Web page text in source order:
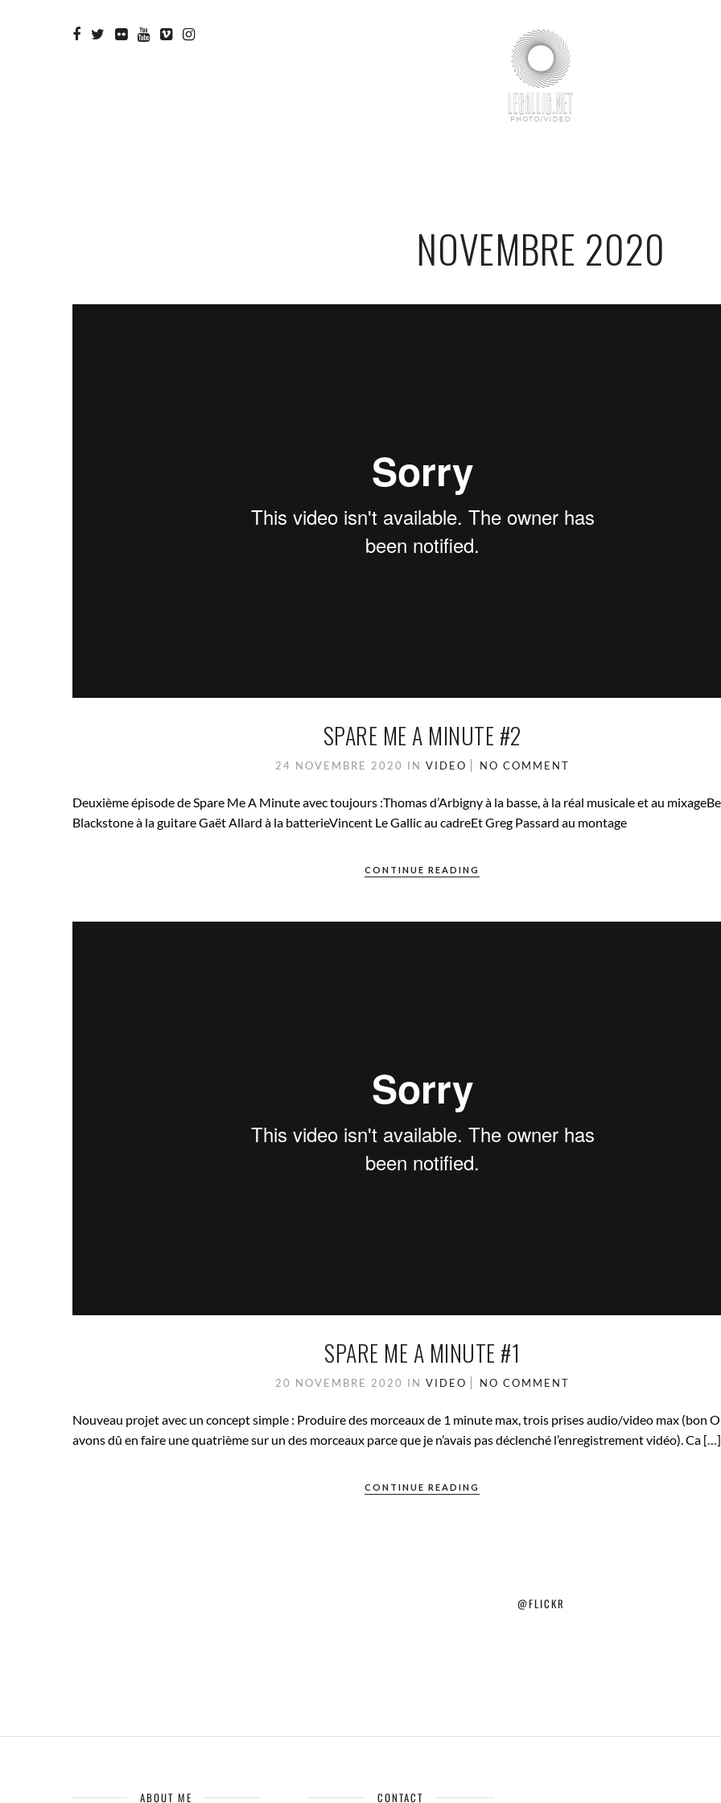
NOVEMBRE 2020
SPARE ME A MINUTE #2
24 NOVEMBRE 2020 IN VIDEO NO COMMENT
Deuxième épisode de Spare Me A Minute avec toujours :Thomas d’Arbigny à la basse, à la réal musicale et au
Blackstone à la guitare Gaët Allard à la batterieVincent Le Gallic au cadreEt Greg Passard au montage
CONTINUE READING
SPARE ME A MINUTE #1
20 NOVEMBRE 2020 IN VIDEO NO COMMENT
Nouveau projet avec un concept simple : Produire des morceaux de 1 minute max, trois prises audio/video max (bon
avons dû en faire une quatrième sur un des morceaux parce que je n’avais pas déclenché l’enregistrement vidéo). Ca […]
CONTINUE READING
@FLICKR
ABOUT ME CONTACT